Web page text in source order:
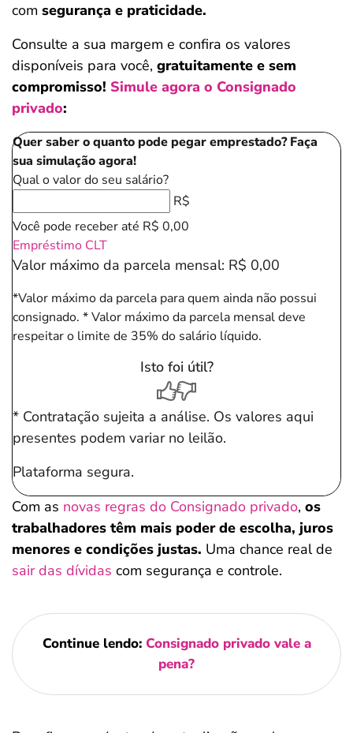
com segurança e praticidade.
Consulte a sua margem e confira os valores
disponíveis para você, gratuitamente e sem
compromisso! Simule agora o Consignado
privado:
Quer saber o quanto pode pegar emprestado? Faça
sua simulação agora!
Qual o valor do seu salário?
R$
Você pode receber até R$ 0,00
Empréstimo CLT
Valor máximo da parcela mensal: R$ 0,00
*Valor máximo da parcela para quem ainda não possui
consignado. * Valor máximo da parcela mensal deve
respeitar o limite de 35% do salário líquido.
Isto foi útil?
* Contratação sujeita a análise. Os valores aqui
presentes podem variar no leilão.
Plataforma segura.
Com as novas regras do Consignado privado, os
trabalhadores têm mais poder de escolha, juros
menores e condições justas. Uma chance real de
sair das dívidas com segurança e controle.
Continue lendo: Consignado privado vale a
pena?